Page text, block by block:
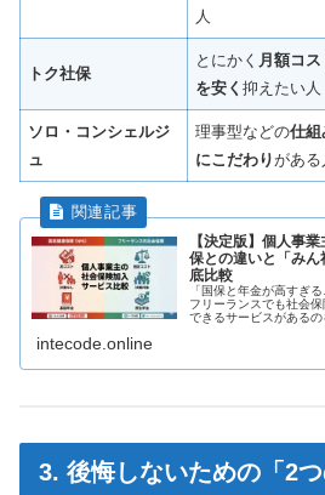
人
トク社保
とにかく 月額コス
を安く抑えたい人
ソロ・コンシェルジ
ュ
理事型などの仕組
にこだわりがある
【決定版】個人事
保との違いと「み
底比較
「国保と年金が高すぎ
フリーランスでも社会
できるサービスがあるの
較。扶養家族がいる方
intecode.online
3. 後悔しないための「2つ